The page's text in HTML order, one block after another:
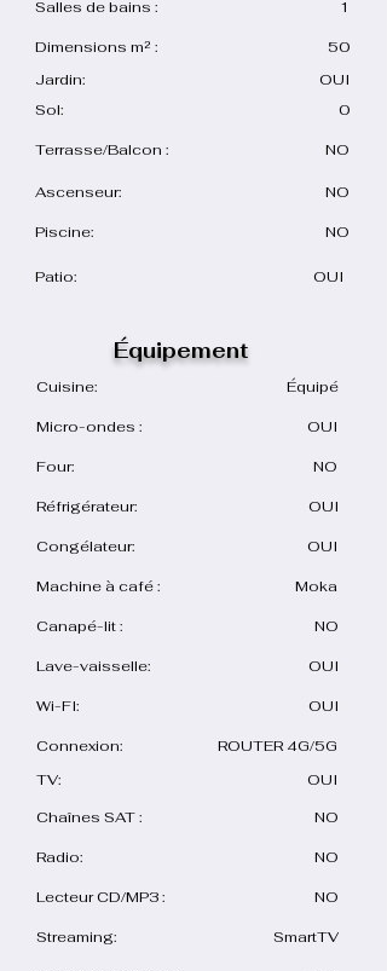
Salles de bains : 1
Dimensions m² :
50
Jardin:
OUI
Sol:
0
Terrasse/Balcon : NO
Ascenseur: NO
Piscine: NO
Patio: OUI
Équipement
Cuisine: Équipé
Micro-ondes : OUI
Four: NO
Réfrigérateur: OUI
Congélateur: OUI
Moka
Machine à café :
Canapé-lit : NO
Lave-vaisselle: OUI
Wi-FI: OUI
Connexion:
ROUTER 4G/5G
TV:
OUI
Chaînes SAT :
NO
Radio: NO
Lecteur CD/MP3 : NO
Streaming: SmartTV